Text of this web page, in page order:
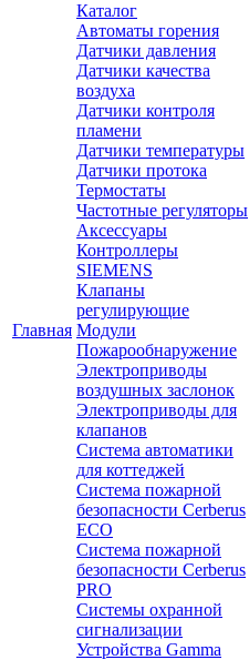
Главная
Каталог
Автоматы горения
Датчики давления
Датчики качества
воздуха
Датчики контроля
пламени
Датчики температуры
Датчики протока
Термостаты
Частотные регуляторы
Аксессуары
Контроллеры
SIEMENS
Клапаны
регулирующие
Модули
Пожарообнаружение
Электроприводы
воздушных заслонок
Электроприводы для
клапанов
Система автоматики
для коттеджей
Система пожарной
безопасности Cerberus
ECO
Система пожарной
безопасности Cerberus
PRO
Системы охранной
сигнализации
Устройства Gamma